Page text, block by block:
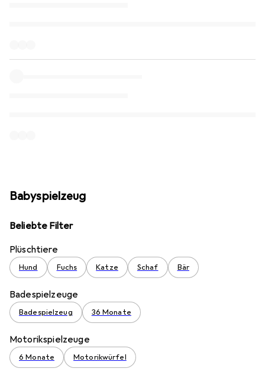
Babyspielzeug
Beliebte Filter
Plüschtiere
Hund Fuchs Katze Schaf Bär
Badespielzeuge
Badespielzeug 36 Monate
Motorikspielzeuge
6 Monate Motorikwürfel